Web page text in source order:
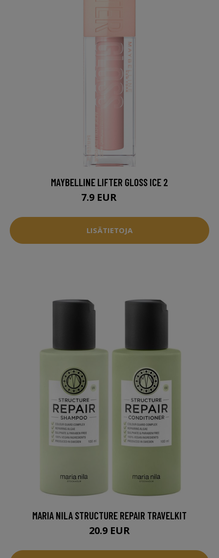
MAYBELLINE LIFTER GLOSS ICE 2
7.9 EUR
LISÄTIETOJA
MARIA NILA STRUCTURE REPAIR TRAVELKIT
20.9 EUR